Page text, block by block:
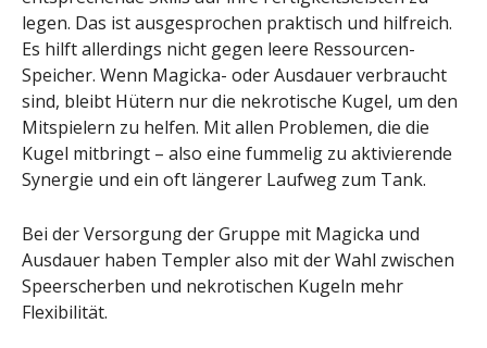
legen. Das ist ausgesprochen praktisch und hilfreich.
Es hilft allerdings nicht gegen leere Ressourcen-
Speicher. Wenn Magicka- oder Ausdauer verbraucht
sind, bleibt Hütern nur die nekrotische Kugel, um den
Mitspielern zu helfen. Mit allen Problemen, die die
Kugel mitbringt – also eine fummelig zu aktivierende
Synergie und ein oft längerer Laufweg zum Tank.
Bei der Versorgung der Gruppe mit Magicka und
Ausdauer haben Templer also mit der Wahl zwischen
Speerscherben und nekrotischen Kugeln mehr
Flexibilität.